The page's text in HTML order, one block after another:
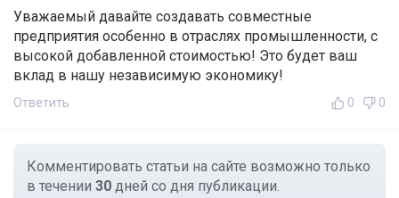
Уважаемый давайте создавать совместные
предприятия особенно в отраслях промышленности, с
высокой добавленной стоимостью! Это будет ваш
вклад в нашу независимую экономику!
Ответить 0 0
Комментировать статьи на сайте возможно только
в течении 30 дней со дня публикации.